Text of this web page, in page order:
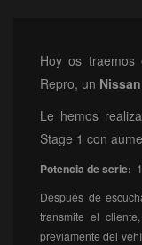
Hoy os
Repro, un
Le hemos
Stage 1 con
Potencia de serie:
Después de
transmite el
previamente del